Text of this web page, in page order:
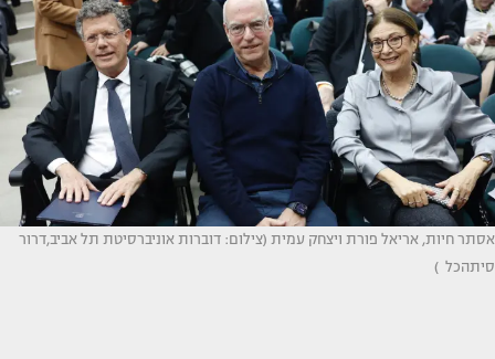
אסתר חיות, אריאל פורת ויצחק עמית (צילום: דוברות אוניברסיטת תל אביב,דרור
סיתהכל )